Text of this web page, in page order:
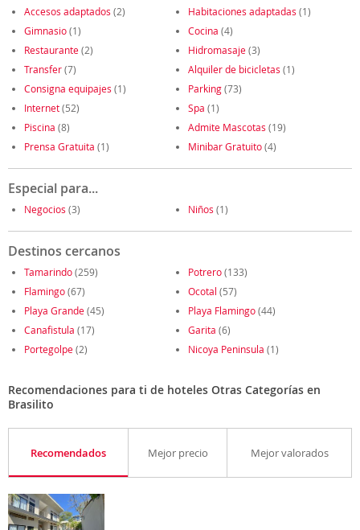
Accesos adaptados (2) Habitaciones adaptadas (1)
Gimnasio(1) Cocina (4)
Restaurante(2) Hidromasaje(3)
Transfer(7) Alquiler de bicicletas (1)
Consigna equipajes (1) Parking(73)
Internet(52) Spa (1)
Piscina (8) Admite Mascotas (19)
Prensa Gratuita (1) Minibar Gratuito(4)
Especial para...
Negocios (3) Niños (1)
Destinos cercanos
Tamarindo(259) Potrero(133)
Flamingo(67) Ocotal (57)
Playa Grande(45) Playa Flamingo(44)
Canafistula (17) Garita (6)
Portegolpe(2) Nicoya Peninsula (1)
Recomendaciones para ti de hoteles Otras Categorías en
Brasilito
Recomendados Mejor precio Mejor valorados